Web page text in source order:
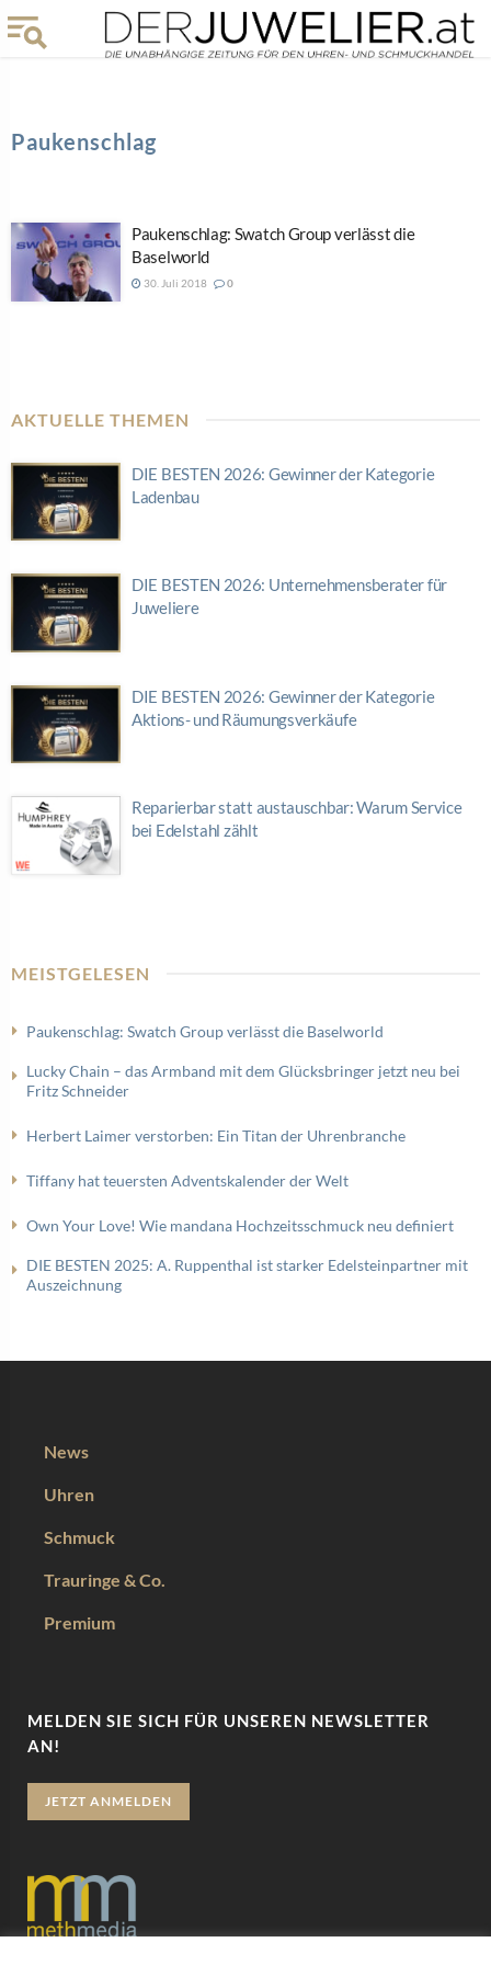
Paukenschlag
Paukenschlag: Swatch Group verlässt die
Baselworld
30. Juli 2018 0
AKTUELLE THEMEN
DIE BESTEN 2026: Gewinner der Kategorie
Ladenbau
DIE BESTEN 2026: Unternehmensberater für
Juweliere
DIE BESTEN 2026: Gewinner der Kategorie
Aktions- und Räumungsverkäufe
Reparierbar statt austauschbar: Warum Service
bei Edelstahl zählt
MEISTGELESEN
Paukenschlag: Swatch Group verlässt die Baselworld
Lucky Chain – das Armband mit dem Glücksbringer jetzt neu bei
Fritz Schneider
Herbert Laimer verstorben: Ein Titan der Uhrenbranche
Tiffany hat teuersten Adventskalender der Welt
Own Your Love! Wie mandana Hochzeitsschmuck neu definiert
DIE BESTEN 2025: A. Ruppenthal ist starker Edelsteinpartner mit
Auszeichnung
News
Uhren
Schmuck
Trauringe & Co.
Premium
MELDEN SIE SICH FÜR UNSEREN NEWSLETTER
AN!
JETZT ANMELDEN